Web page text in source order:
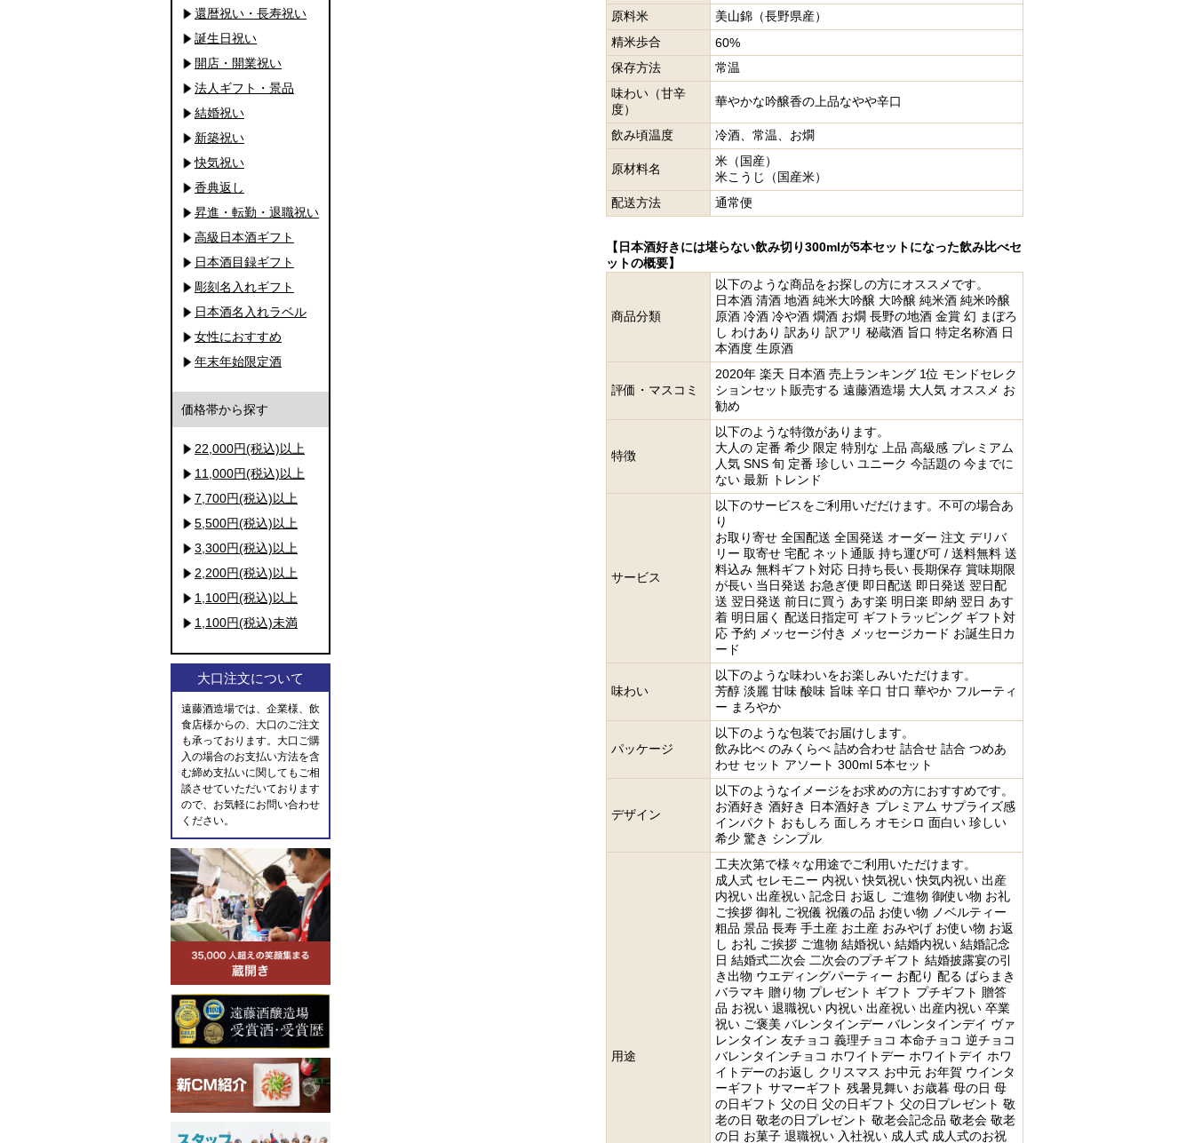
還暦祝い・長寿祝い
誕生日祝い
開店・開業祝い
法人ギフト・景品
結婚祝い
新築祝い
快気祝い
香典返し
昇進・転勤・退職祝い
高級日本酒ギフト
日本酒目録ギフト
彫刻名入れギフト
日本酒名入れラベル
女性におすすめ
年末年始限定酒
価格帯から探す
22,000円(税込)以上
11,000円(税込)以上
7,700円(税込)以上
5,500円(税込)以上
3,300円(税込)以上
2,200円(税込)以上
1,100円(税込)以上
1,100円(税込)未満
大口注文について
遠藤酒造場では、企業様、飲
食店様からの、大口のご注文
も承っております。大口ご購
入の場合のお支払い方法を含
む締め支払いに関してもご相
談させていただいております
ので、お気軽にお問い合わせ
ください。
原料米
美山錦（長野県産）
精米歩合
60%
保存方法
常温
味わい（甘辛
度）
華やかな吟醸香の上品なやや辛口
飲み頃温度 冷酒、常温、お燗
原材料名
米（国産）
米こうじ（国産米）
配送方法
通常便
【日本酒好きには堪らない飲み切り300mlが5本セットになった飲み比べセ
ットの概要】
商品分類
以下のような商品をお探しの方にオススメです。
日本酒 清酒 地酒 純米大吟醸 大吟醸 純米酒 純米吟醸
原酒 冷酒 冷や酒 燗酒 お燗 長野の地酒 金賞 幻 まぼろ
し わけあり 訳あり 訳アリ 秘蔵酒 旨口 特定名称酒 日
本酒度 生原酒
評価・マスコミ
2020年 楽天 日本酒 売上ランキング 1位 モンドセレク
ションセット販売する 遠藤酒造場 大人気 オススメ お
勧め
特徴
以下のような特徴があります。
大人の 定番 希少 限定 特別な 上品 高級感 プレミアム
人気 SNS 旬 定番 珍しい ユニーク 今話題の 今までに
ない 最新 トレンド
サービス
以下のサービスをご利用いだだけます。不可の場合あ
り
お取り寄せ 全国配送 全国発送 オーダー 注文 デリバ
リー 取寄せ 宅配 ネット通販 持ち運び可 / 送料無料 送
料込み 無料ギフト対応 日持ち長い 長期保存 賞味期限
が長い 当日発送 お急ぎ便 即日配送 即日発送 翌日配
送 翌日発送 前日に買う あす楽 明日楽 即納 翌日 あす
着 明日届く 配送日指定可 ギフトラッピング ギフト対
応 予約 メッセージ付き メッセージカード お誕生日カ
ード
味わい
以下のような味わいをお楽しみいただけます。
芳醇 淡麗 甘味 酸味 旨味 辛口 甘口 華やか フルーティ
ー まろやか
パッケージ
以下のような包装でお届けします。
飲み比べ のみくらべ 詰め合わせ 詰合せ 詰合 つめあ
わせ セット アソート 300ml 5本セット
デザイン
以下のようなイメージをお求めの方におすすめです。
お酒好き 酒好き 日本酒好き プレミアム サプライズ感
インパクト おもしろ 面しろ オモシロ 面白い 珍しい
希少 驚き シンプル
用途
工夫次第で様々な用途でご利用いただけます。
成人式 セレモニー 内祝い 快気祝い 快気内祝い 出産
内祝い 出産祝い 記念日 お返し ご進物 御使い物 お礼
ご挨拶 御礼 ご祝儀 祝儀の品 お使い物 ノベルティー
粗品 景品 長寿 手土産 お土産 おみやげ お使い物 お返
し お礼 ご挨拶 ご進物 結婚祝い 結婚内祝い 結婚記念
日 結婚式二次会 二次会のプチギフト 結婚披露宴の引
き出物 ウエディングパーティー お配り 配る ばらまき
バラマキ 贈り物 プレゼント ギフト プチギフト 贈答
品 お祝い 退職祝い 内祝い 出産祝い 出産内祝い 卒業
祝い ご褒美 バレンタインデー バレンタインデイ ヴァ
レンタイン 友チョコ 義理チョコ 本命チョコ 逆チョコ
バレンタインチョコ ホワイトデー ホワイトデイ ホワ
イトデーのお返し クリスマス お中元 お年賀 ウインタ
ーギフト サマーギフト 残暑見舞い お歳暮 母の日 母
の日ギフト 父の日 父の日ギフト 父の日プレゼント 敬
老の日 敬老の日プレゼント 敬老会記念品 敬老会 敬老
の日 お菓子 退職祝い 入社祝い 成人式 成人式のお祝